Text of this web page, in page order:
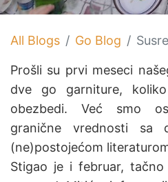
All Blogs Go Blog
Prošli su prvi meseci
dve go garniture,
obezbedi. Već smo
granične vrednosti sa
(ne)postojećom
Stigao je i februar,